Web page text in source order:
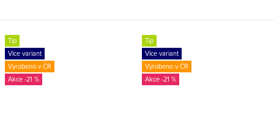
Tip
Více variant
Vyrobeno v ČR
-21 %
Tip
Více variant
Vyrobeno v ČR
-21 %